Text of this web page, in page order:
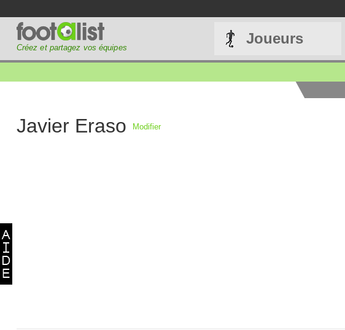
Créez et partagez vos équipes
Joueurs
Javier Eraso Modifier